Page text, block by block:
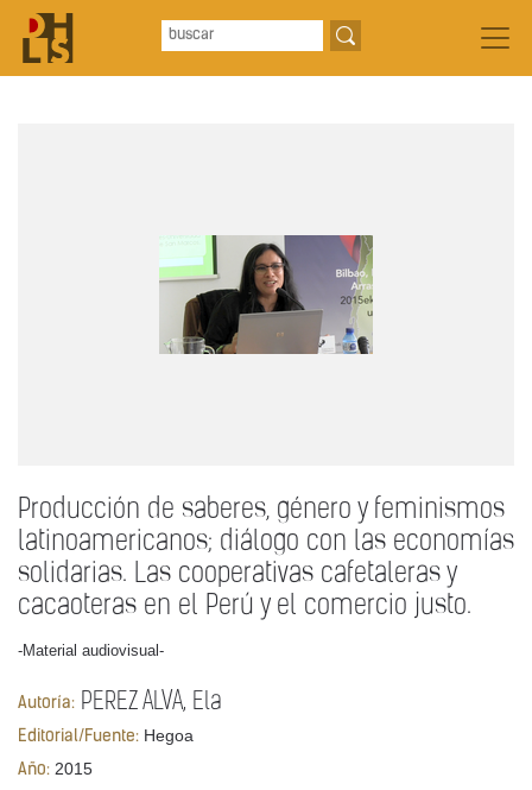
Producción de saberes, género y feminismos
latinoamericanos; diálogo con las economías
solidarias. Las cooperativas cafetaleras y
cacaoteras en el Perú y el comercio justo.
-Material audiovisual-
Autoría: PEREZ ALVA, Ela
Editorial/Fuente: Hegoa
Año: 2015